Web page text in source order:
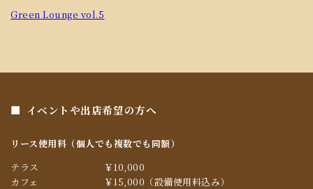
Green Lounge vol.5
イベントや出店希望の方へ
リース使用料（個人でも複数でも同額）
テラス
￥10,000
カフェ
￥15,000（設備使用料込み）